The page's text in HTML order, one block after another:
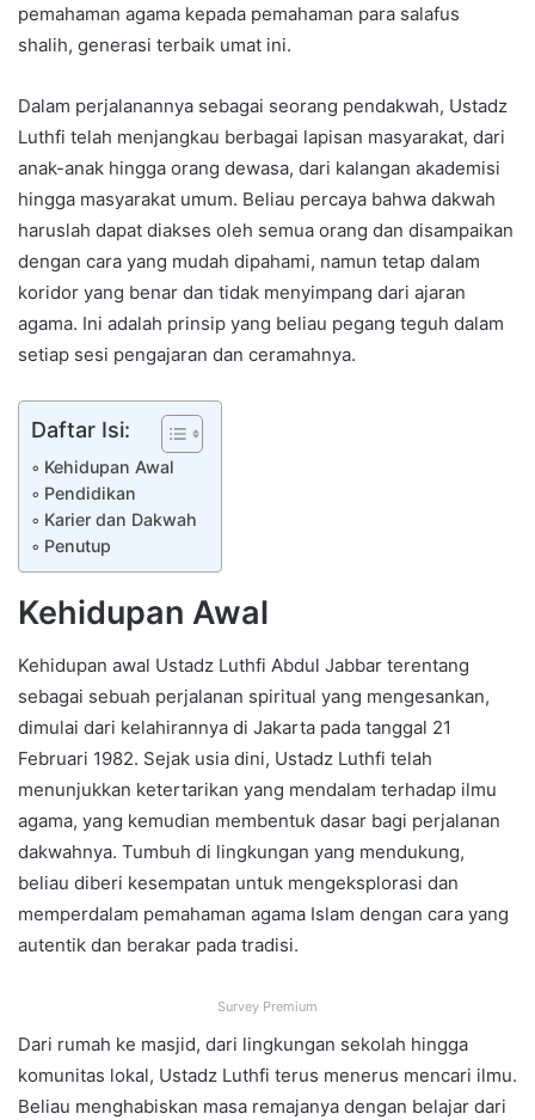
pemahaman agama kepada pemahaman para salafus
shalih, generasi terbaik umat ini.
Dalam perjalanannya sebagai seorang pendakwah, Ustadz
Luthfi telah menjangkau berbagai lapisan masyarakat, dari
anak-anak hingga orang dewasa, dari kalangan akademisi
hingga masyarakat umum. Beliau percaya bahwa dakwah
haruslah dapat diakses oleh semua orang dan disampaikan
dengan cara yang mudah dipahami, namun tetap dalam
koridor yang benar dan tidak menyimpang dari ajaran
agama. Ini adalah prinsip yang beliau pegang teguh dalam
setiap sesi pengajaran dan ceramahnya.
Daftar Isi:
Kehidupan Awal
Pendidikan
Karier dan Dakwah
Penutup
Kehidupan Awal
Kehidupan awal Ustadz Luthfi Abdul Jabbar terentang
sebagai sebuah perjalanan spiritual yang mengesankan,
dimulai dari kelahirannya di Jakarta pada tanggal 21
Februari 1982. Sejak usia dini, Ustadz Luthfi telah
menunjukkan ketertarikan yang mendalam terhadap ilmu
agama, yang kemudian membentuk dasar bagi perjalanan
dakwahnya. Tumbuh di lingkungan yang mendukung,
beliau diberi kesempatan untuk mengeksplorasi dan
memperdalam pemahaman agama Islam dengan cara yang
autentik dan berakar pada tradisi.
Survey Premium
Dari rumah ke masjid, dari lingkungan sekolah hingga
komunitas lokal, Ustadz Luthfi terus menerus mencari ilmu.
Beliau menghabiskan masa remajanya dengan belajar dari